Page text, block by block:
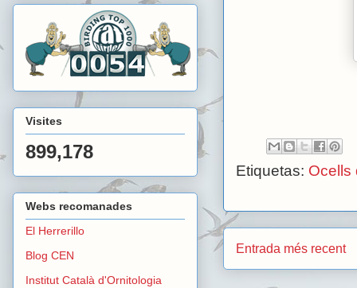
Etiquetas: Ocells
Entrada més recent
Visites
899,178
Webs recomanades
El Herrerillo
Blog CEN
Institut Català d'Ornitologia